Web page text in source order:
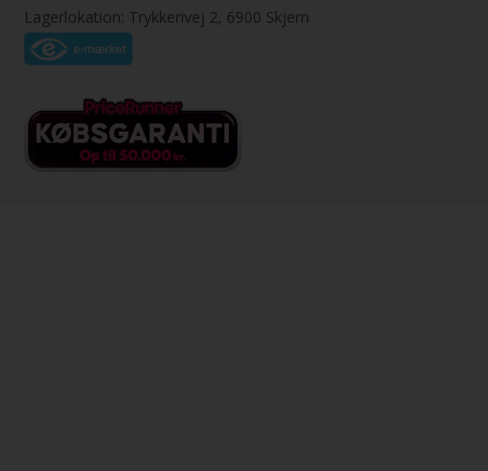
Lagerlokation: Trykkerivej 2, 6900 Skjern